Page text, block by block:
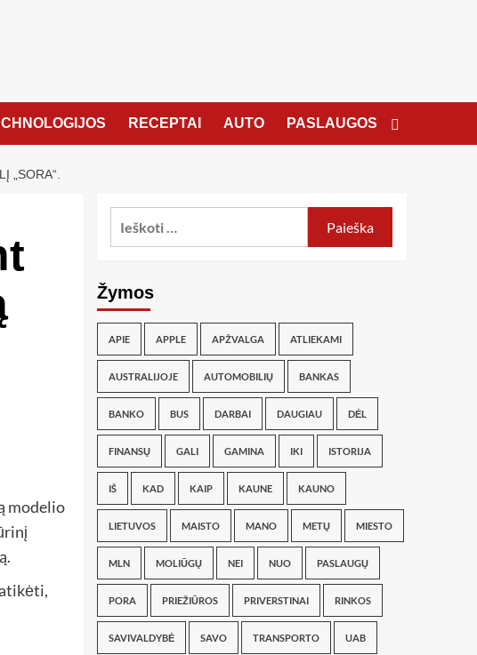
RECEPTAI AUTO PASLAUGOS
„SORA“.
modelio
Žymos
APIE APPLE APŽVALGA ATLIEKAMI
AUSTRALIJOJE AUTOMOBILIŲ BANKAS
BANKO BUS DARBAI DAUGIAU DĖL
FINANSŲ GALI GAMINA IKI ISTORIJA
IŠ KAD KAIP KAUNE KAUNO
LIETUVOS MAISTO MANO METŲ MIESTO
MLN MOLIŪGŲ NEI NUO PASLAUGŲ
PORA PRIEŽIŪROS PRIVERSTINAI RINKOS
SAVIVALDYBĖ SAVO TRANSPORTO UAB